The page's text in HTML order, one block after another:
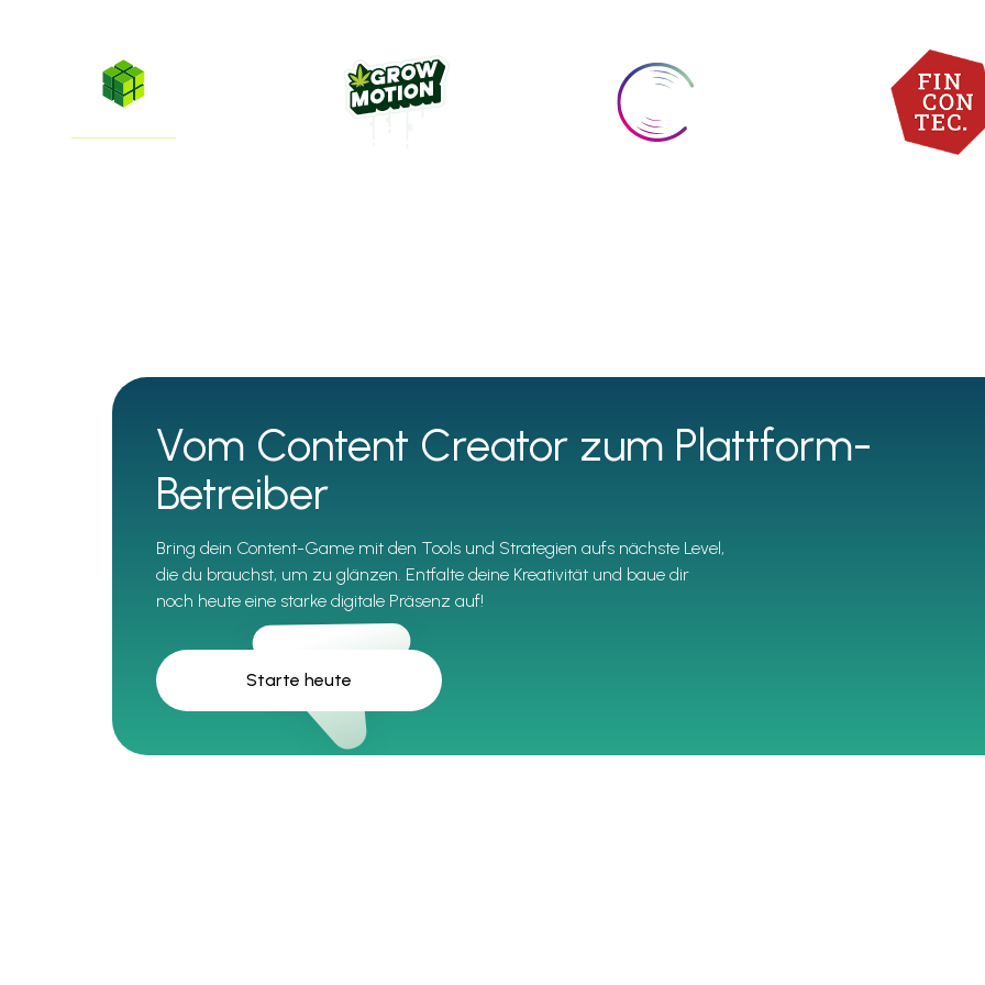
GreenState BandRoyalty FinConTec
Vom Content Creator zum Plattform-
Betreiber
Bring dein Content-Game mit den Tools und Strategien aufs nächste Level,
die du brauchst, um zu glänzen. Entfalte deine Kreativität und baue dir
noch heute eine starke digitale Präsenz auf!
Starte heute